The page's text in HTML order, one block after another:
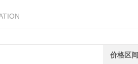
价格区间